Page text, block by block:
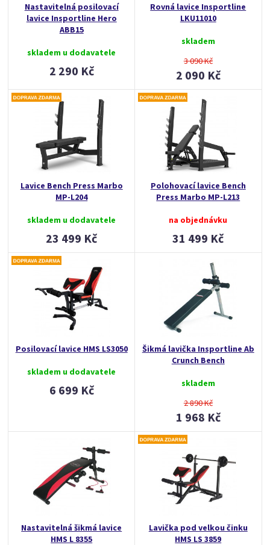
Nastavitelná posilovací
lavice Insportline Hero
ABB15
skladem u dodavatele
2 290 Kč
Rovná lavice Insportline
LKU11010
skladem
3 090 Kč
2 090 Kč
Lavice Bench Press Marbo
MP-L204
skladem u dodavatele
23 499 Kč
Polohovací lavice Bench
Press Marbo MP-L213
na objednávku
31 499 Kč
Posilovací lavice HMS LS3050
skladem u dodavatele
6 699 Kč
Šikmá lavička Insportline Ab
Crunch Bench
skladem
2 890 Kč
1 968 Kč
Nastavitelná šikmá lavice
HMS L 8355
Lavička pod velkou činku
HMS LS 3859